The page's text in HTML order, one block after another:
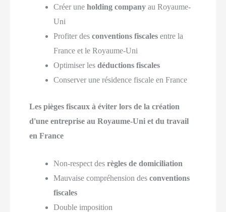
Créer uneholding company au Royaume-
Uni
Profiter desconventions fiscales entre la
France et le Royaume-Uni
Optimiser lesdéductions fiscales
Conserver une résidence fiscale en France
Les pièges fiscaux à éviter lors de la création
d'une entreprise au Royaume-Uni et du travail
en France
Non-respect desrègles de domiciliation
Mauvaise compréhension desconventions
fiscales
Double imposition